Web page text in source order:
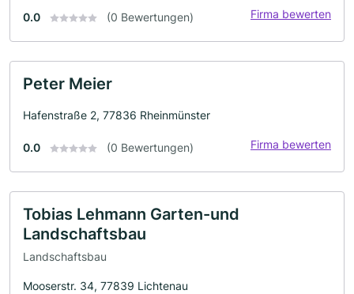
0.0 (0 Bewertungen) Firma bewerten
Peter Meier
Hafenstraße 2, 77836 Rheinmünster
0.0 (0 Bewertungen) Firma bewerten
Tobias Lehmann Garten-und
Landschaftsbau
Landschaftsbau
Mooserstr. 34, 77839 Lichtenau